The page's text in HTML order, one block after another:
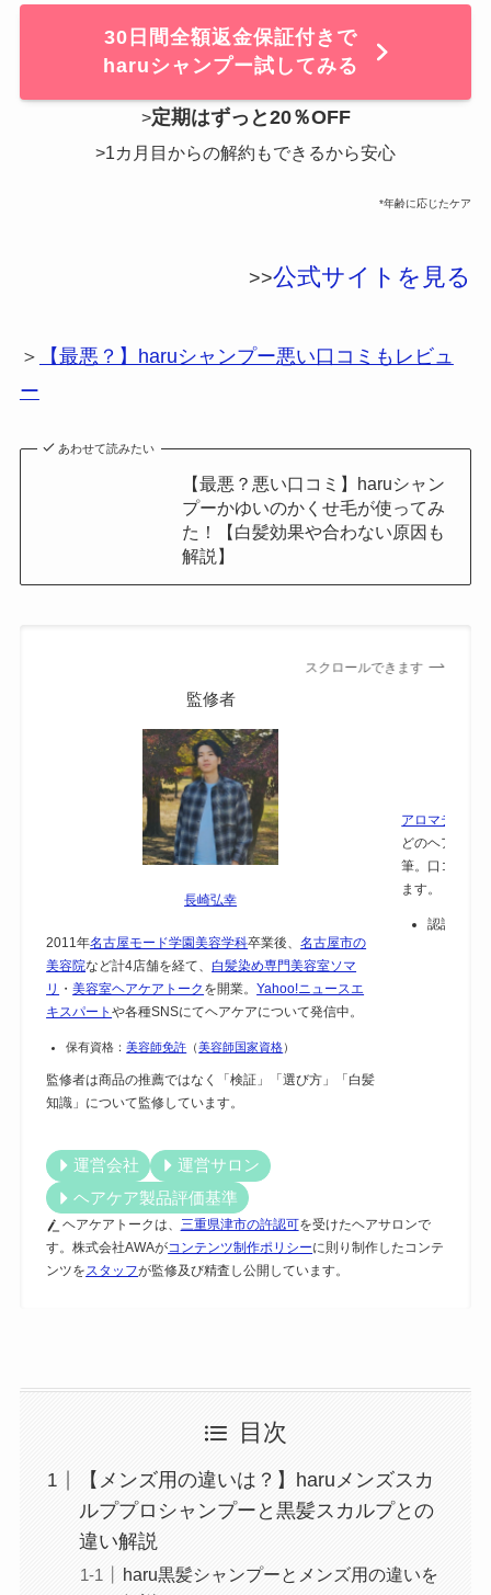
30日間全額返金保証付きで
haruシャンプー試してみる
>定期はずっと20％OFF
>1カ月目からの解約もできるから安心
*年齢に応じたケア
>>公式サイトを見る
＞
【最悪？】haruシャンプー悪い口コミもレビュ
ー
あわせて読みたい
【最悪？悪い口コミ】haruシャン
プーかゆいのかくせ毛が使ってみ
た！【白髪効果や合わない原因も
解説】
スクロールできます
監修者
長崎弘幸
2011年名古屋モード学園美容学科卒業後、名古屋市の
美容院など計4店舗を経て、白髪染め専門美容室ソマ
リ ・美容室ヘアケアトーク を開業。Yahoo!ニュースエ
キスパートや各種SNSにてヘアケアについて発信中。
保有資格：美容師免許 （美容師国家資格）
監修者は商品の推薦ではなく「検証」「選び方」「白髪
知識」について監修しています。
アロマテラピ
どのヘアケア
筆。口コミで
ます。
認証：
運営会社
運営サロン
ヘアケア製品評価基準
ヘアケアトークは、 三重県津市の許認可を受けたヘアサロンで
す。株式会社AWAがコンテンツ制作ポリシーに則り制作したコンテ
ンツをスタッフが監修及び精査し公開しています。
目次
【メンズ用の違いは？】haruメンズスカ
ルププロシャンプーと黒髪スカルプとの
違い解説
haru黒髪シャンプーとメンズ用の違いを